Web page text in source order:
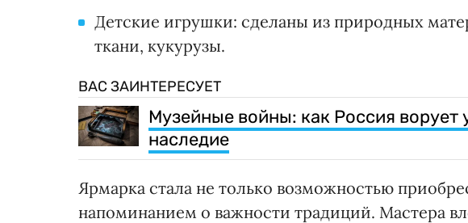
Детские игрушки: сделаны из природных
ткани, кукурузы.
ВАС ЗАИНТЕРЕСУЕТ
Музейные войны: как Россия ворует
наследие
Ярмарка стала не только возможностью
напоминанием о важности традиций. Мастера